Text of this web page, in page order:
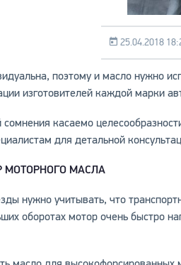
25.04.2018
поэтому и масло нужно
изготовителей каждой марки
касаемо
для детальной
МОТОРНОГО МАСЛА
нужно учитывать, что
оборотах мотор очень быстро